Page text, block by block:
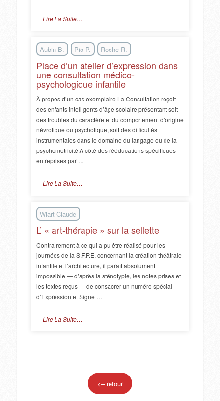
Lire La Suite…
Aubin B. Pio P. Roche R.
Place d’un atelier d’expression dans
une consultation médico-
psychologique infantile
À propos d’un cas exemplaire La Consultation reçoit
des enfants intelligents d’âge scolaire présentant soit
des troubles du caractère et du comportement d’origine
névrotique ou psychotique, soit des difficultés
instrumentales dans le domaine du langage ou de la
psychomotricité.A côté des rééducations spécifiques
entreprises par …
Lire La Suite…
Wiart Claude
L’ « art-thérapie » sur la sellette
Contrairement à ce qui a pu être réalisé pour les
journées de la S.F.P.E. concernant la création théâtrale
infantile et l’architecture, il paraît absolument
impossible — d’après la sténotypie, les notes prises et
les textes reçus — de consacrer un numéro spécial
d’Expression et Signe …
Lire La Suite…
<– retour